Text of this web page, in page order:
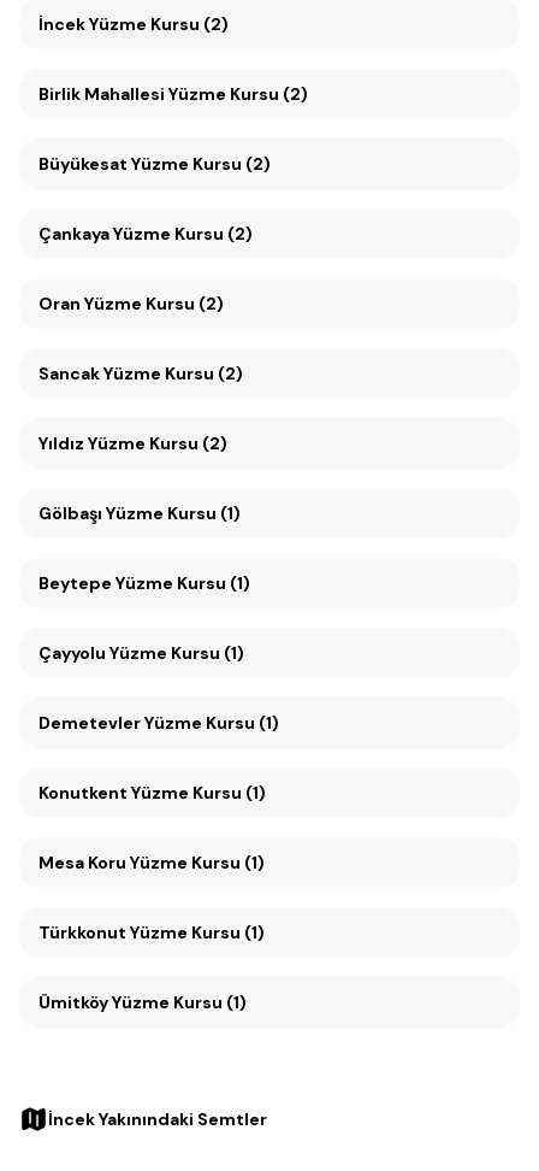
İncek Yüzme Kursu (2)
Birlik Mahallesi Yüzme Kursu (2)
Büyükesat Yüzme Kursu (2)
Çankaya Yüzme Kursu (2)
Oran Yüzme Kursu (2)
Sancak Yüzme Kursu (2)
Yıldız Yüzme Kursu (2)
Gölbaşı Yüzme Kursu (1)
Beytepe Yüzme Kursu (1)
Çayyolu Yüzme Kursu (1)
Demetevler Yüzme Kursu (1)
Konutkent Yüzme Kursu (1)
Mesa Koru Yüzme Kursu (1)
Türkkonut Yüzme Kursu (1)
Ümitköy Yüzme Kursu (1)
İncek Yakınındaki Semtler